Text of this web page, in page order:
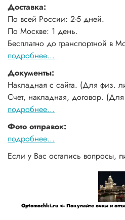
Доставка:
По всей России: 2-5 дней.
По Москве: 1 день.
Бесплатно до транспортной в
подробнее...
Документы:
Накладная с сайта. (Для физ.
Счет, накладная, договор.
подробнее...
Фото отправок:
подробнее...
Если у Вас остались вопросы,
Optomochki.ru <-- Покупайте очки и